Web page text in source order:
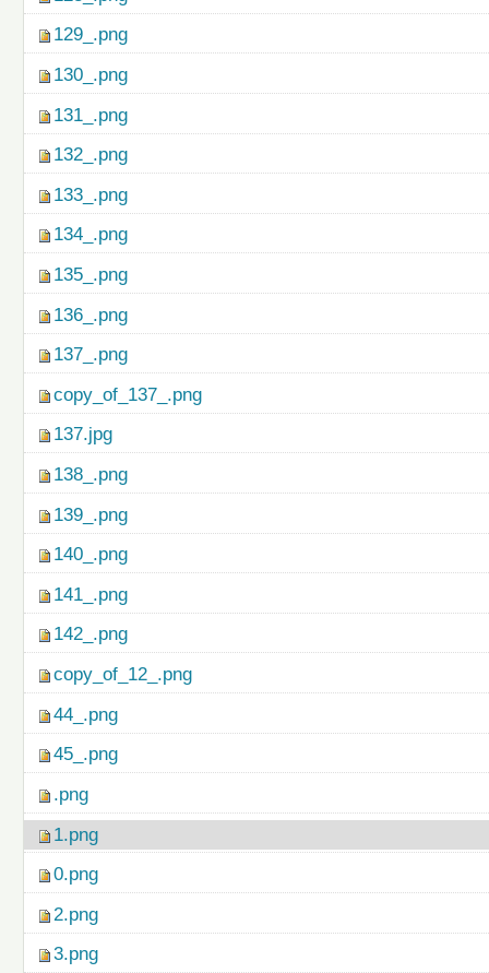
129_.png
130_.png
131_.png
132_.png
133_.png
134_.png
135_.png
136_.png
137_.png
copy_of_137_.png
137.jpg
138_.png
139_.png
140_.png
141_.png
142_.png
copy_of_12_.png
44_.png
45_.png
.png
1.png
0.png
2.png
3.png